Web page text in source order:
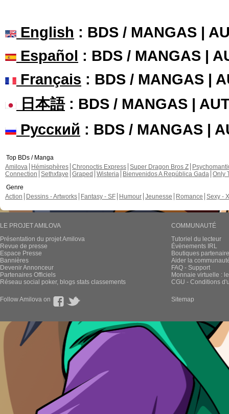
English : BDS / MANGAS |
Español : BDS / MANGAS |
Français : BDS / MANGAS |
日本語: BDS / MANGAS |
Русский : BDS / MANGAS |
Top BDs / Manga
Amilova
Hémisphères Chronoctis Express Super Dragon Bros Z
Connection Sethxfaye Graped Wisteria Bienvenidos A República Gada Only
Genre
Action
Dessins - Artworks Fantasy - SF Humour Jeunesse Romance Sexy -
LE PROJET AMILOVA
Présentation du projet Amilova
Revue de presse
Espace Presse
Bannières
Devenir Annonceur
Partenaires Officiels
Réseau social poker, blogs stats classements
COMMUNAUTÉ
Tutoriel du lecteur
Évènements IRL
Boutiques
Aider la
FAQ - Support
Monnaie virtuelle :
CGU - Conditions
Follow Amilova on Sitemap